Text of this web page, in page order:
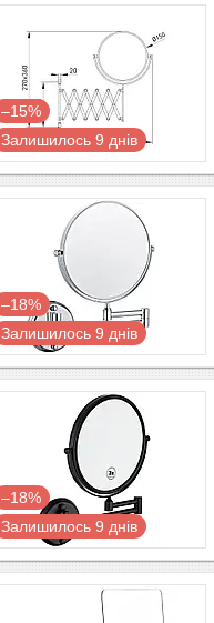
–15%
Залишилось 9 днів
–18%
Залишилось 9 днів
–18%
Залишилось 9 днів